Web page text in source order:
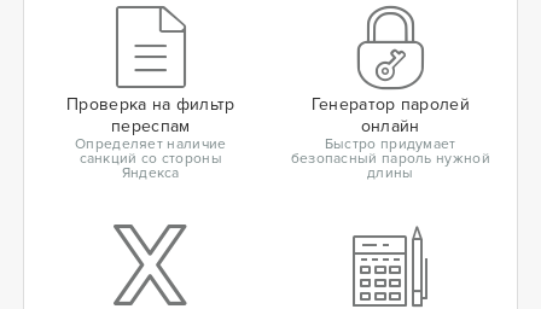
Проверка на фильтр
переспам
Определяет наличие
санкций со стороны
Яндекса
Генератор паролей
онлайн
Быстро придумает
безопасный пароль нужной
длины